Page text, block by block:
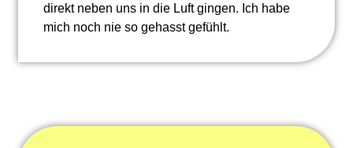
direkt neben uns in die Luft gingen. Ich habe
mich noch nie so gehasst gefühlt.